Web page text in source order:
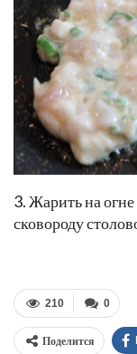
3. Жарить на
сковороду
0
210
Поделится